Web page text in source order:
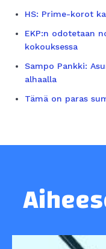
HS: Prime-korot
EKP:n odotetaan
kokouksessa
Sampo Pankki:
alhaalla
Tämä on paras